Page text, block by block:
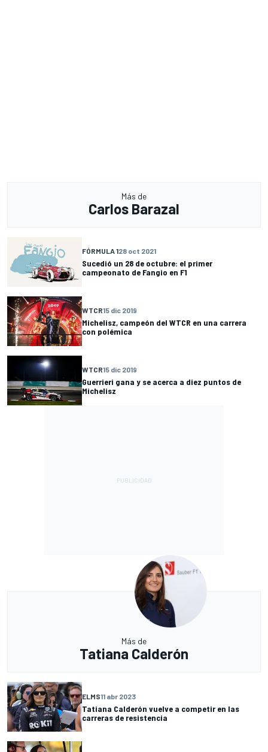
Más de
Carlos Barazal
FÓRMULA 128 oct 2021
Sucedió un 28 de octubre: el primer
campeonato de Fangio en F1
WTCR15 dic 2019
Michelisz, campeón del WTCR en una carrera
con polémica
WTCR15 dic 2019
Guerrieri gana y se acerca a diez puntos de
Michelisz
Más de
Tatiana Calderón
ELMS11 abr 2023
Tatiana Calderón vuelve a competir en las
carreras de resistencia